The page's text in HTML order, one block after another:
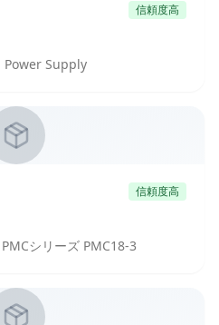
信頼度高
Power Supply
信頼度高
シリーズ PMC18-3